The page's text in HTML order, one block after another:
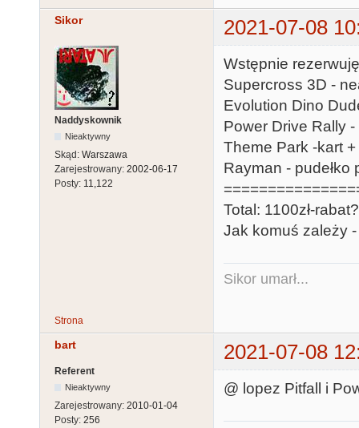
Sikor 2021-07-08
Naddyskownik
Nieaktywny
Skąd: Warszawa
Zarejestrowany: 2002-06-17
Posty: 11,122
Wstępnie
Supercross 3D -
Evolution Dino
Power Drive Rally
Theme Park -kart
Rayman - pudełko
Total: 1100zł-rabat?
Jak komuś zależy
Sikor umarł...
Strona
bart 2021-07-08
Referent
Nieaktywny
Zarejestrowany: 2010-01-04
Posty: 256
@ lopez Pitfall i